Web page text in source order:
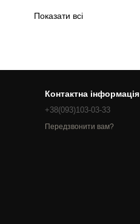
Показати всі
Контактна інформація
+38(093)103-03-33
Передзвонити вам?